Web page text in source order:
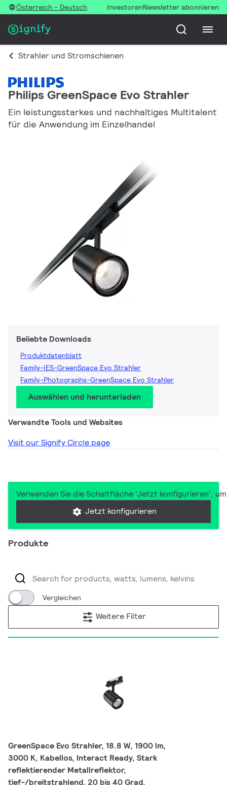
Österreich - Deutsch InvestorenNewsletter abonnieren
Strahler und Stromschienen
Philips GreenSpace Evo Strahler
Ein leistungsstarkes und nachhaltiges Multitalent
für die Anwendung im Einzelhandel
Beliebte Downloads
Produktdatenblatt
Family-IES-GreenSpace Evo Strahler
Family-Photographs-GreenSpace Evo Strahler
Auswählen und herunterladen
Verwandte Tools und Websites
Visit our Signify Circle page
Verwenden Sie die Schaltfläche 'Jetzt konfigurieren',
Jetzt konfigurieren
Produkte
Vergleichen
Weitere Filter
GreenSpace Evo Strahler, 18.8 W, 1900 lm,
3000 K, Kabellos, Interact Ready, Stark
reflektierender Metallreflektor,
tief-/breitstrahlend, 20 bis 40 Grad,